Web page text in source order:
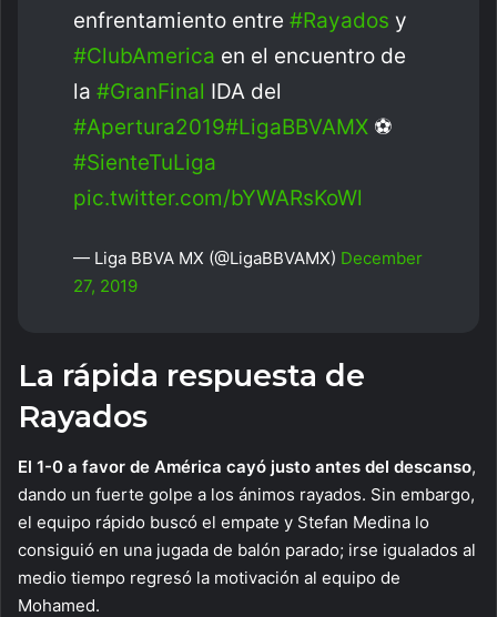
enfrentamiento entre #Rayados y
#ClubAmerica en el encuentro de
la #GranFinal IDA del
#Apertura2019#LigaBBVAMX ⚽
#SienteTuLiga
pic.twitter.com/bYWARsKoWl
— Liga BBVA MX (@LigaBBVAMX) December
27, 2019
La rápida respuesta de
Rayados
El 1-0 a favor de América cayó justo antes del descanso,
dando un fuerte golpe a los ánimos rayados. Sin embargo,
el equipo rápido buscó el empate y Stefan Medina lo
consiguió en una jugada de balón parado; irse igualados al
medio tiempo regresó la motivación al equipo de
Mohamed.